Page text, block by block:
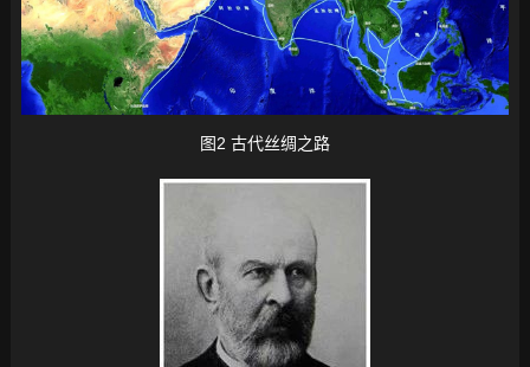
图2 古代丝绸之路